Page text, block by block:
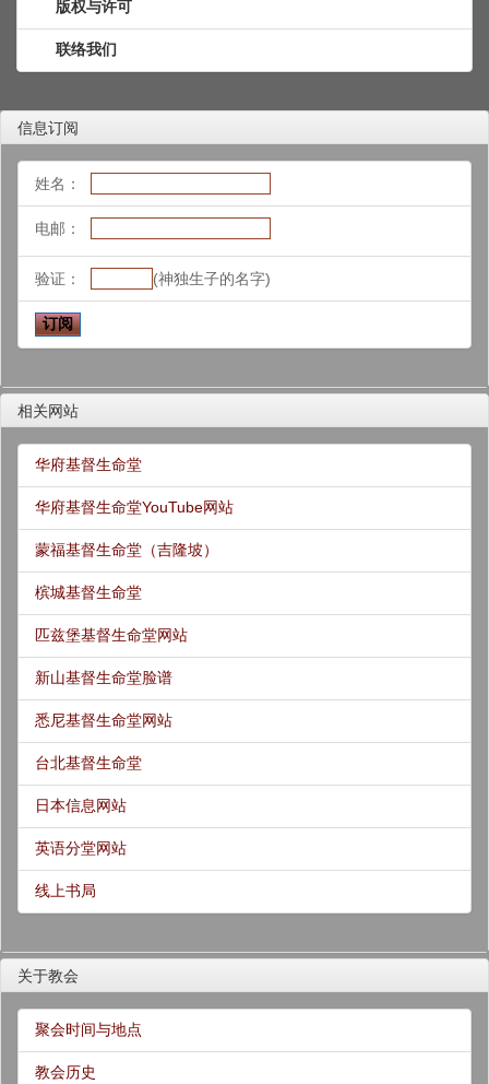
版权与许可
联络我们
信息订阅
姓名：
电邮：
验证： (神独生子的名字)
相关网站
华府基督生命堂
华府基督生命堂YouTube网站
蒙福基督生命堂（吉隆坡）
槟城基督生命堂
匹兹堡基督生命堂网站
新山基督生命堂脸谱
悉尼基督生命堂网站
台北基督生命堂
日本信息网站
英语分堂网站
线上书局
关于教会
聚会时间与地点
教会历史